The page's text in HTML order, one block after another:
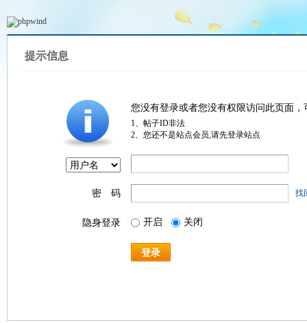
提示信息
您没有登录或者您没有权限访问此页面
1、帖子ID非法
2、您还不是站点会员,请先登录站点
密 码 找
隐身登录 开启 关闭
登录